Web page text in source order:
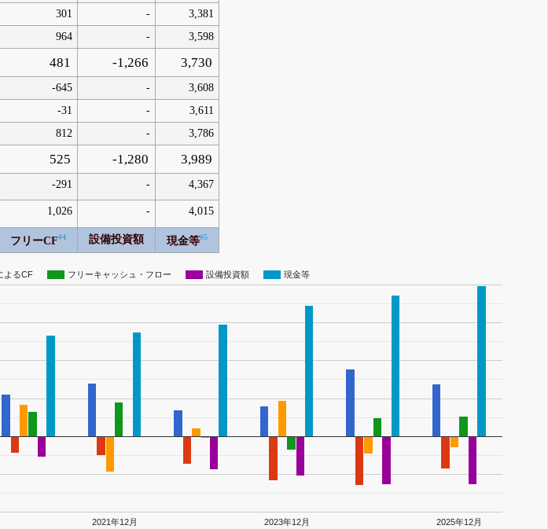
301 -
3,381
964 - 3,598
481 -1,266 3,730
-645 -
3,608
-31 -
3,611
812 - 3,786
525 -1,280 3,989
-291 - 4,367
1,026 - 4,015
フリーCF#4 設備投資額 現金等#5
よるCF フリーキャッシュ・フロー 設備投資額 現金等
2021年12月 2023年12月 2025年12月